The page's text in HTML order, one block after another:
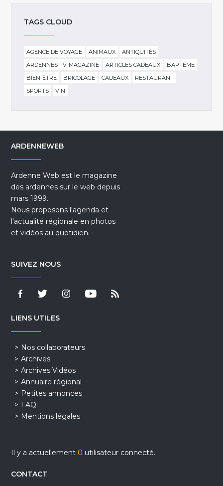
TAGS CLOUD
AGENCE DE VOYAGE ANIMAUX
ANTIQUITÉS
ARDENNES TV-MAGAZINE
ARTICLES CADEAUX
BAPTÊME
BIEN-ÊTRE
BRICOLAGE CADEAUX
RESTAURANT
SPORTS
VIN
ARDENNEWEB
Ardenne Web est le magazine
des ardennes sur le web depuis
mars 1999.
Nous proposons l'agenda et
l'actualité régionale en photos
et vidéos au quotidien.
SUIVEZ NOUS
LIENS UTILES
Nos collaborateurs
Archives
Archives Vidéos
Annuaire régional
Petites annonces
FAQ
Mentions légales
Il y a actuellement 0 utilisateur connecté.
CONTACT